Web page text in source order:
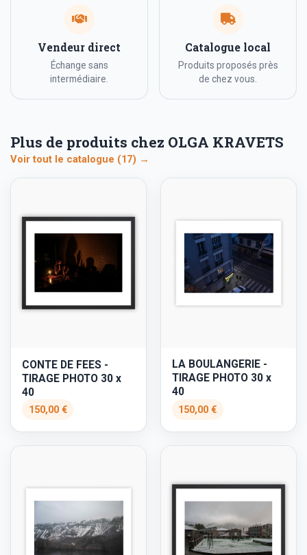
Vendeur direct
Échange sans
intermédiaire.
Catalogue local
Produits proposés près
de chez vous.
Plus de produits chez OLGA KRAVETS
Voir tout le catalogue (17) →
CONTE DE FEES -
TIRAGE PHOTO 30 x
40
150,00 €
LA BOULANGERIE -
TIRAGE PHOTO 30 x
40
150,00 €